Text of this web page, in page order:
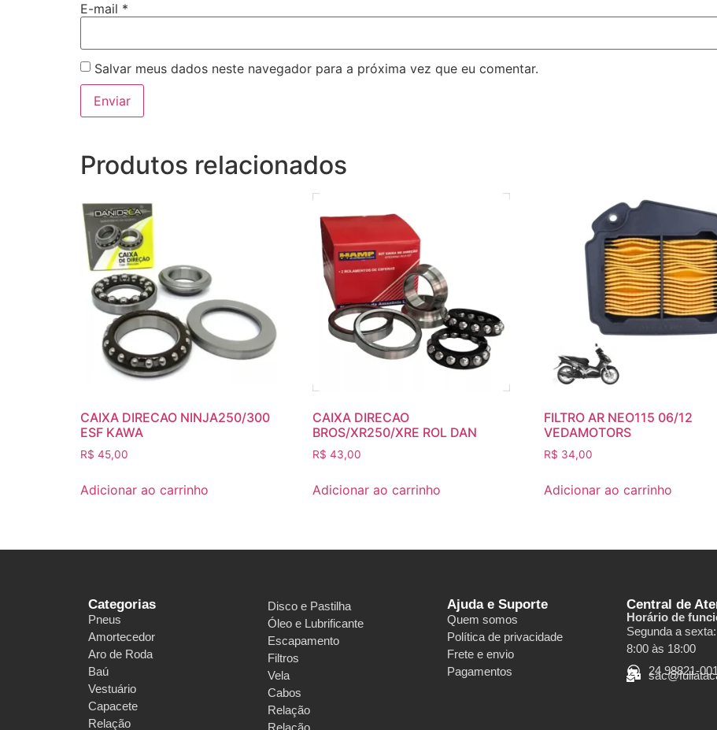
E-mail *
Salvar meus dados neste navegador para a próxima vez que eu comentar.
Produtos relacionados
CAIXA DIRECAO NINJA250/300
ESF KAWA
R$ 45,00
Adicionar ao carrinho
CAIXA DIRECAO
BROS/XR250/XRE ROL DAN
R$ 43,00
Adicionar ao carrinho
FILTRO AR NEO115 06/12
VEDAMOTORS
R$ 34,00
Adicionar ao carrinho
Categorias
Pneus
Amortecedor
Aro de Roda
Baú
Vestuário
Capacete
Relação
Disco e Pastilha
Óleo e Lubrificante
Escapamento
Filtros
Vela
Cabos
Relação
Relação
Ajuda e Suporte
Quem somos
Política de privacidade
Frete e envio
Pagamentos
Central de
Horário de
Segunda a sexta:
8:00 às 18:00
24 98821-